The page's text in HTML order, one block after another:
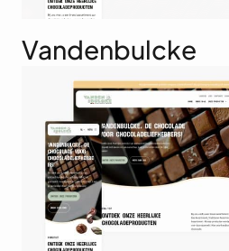
Vandenbulcke